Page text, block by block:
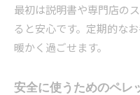
最初は説明書や専門店の
ると安心です。定期的な
暖かく過ごせます。
安全に使うためのペレ